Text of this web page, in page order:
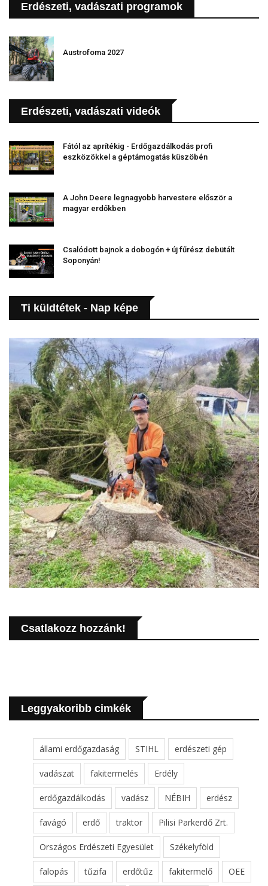
Erdészeti, vadászati programok
Austrofoma 2027
Erdészeti, vadászati videók
Fától az aprítékig - Erdőgazdálkodás profi
eszközökkel a géptámogatás küszöbén
A John Deere legnagyobb harvestere először a
magyar erdőkben
Csalódott bajnok a dobogón + új fűrész debütált
Soponyán!
Ti küldtétek - Nap képe
Csatlakozz hozzánk!
Leggyakoribb cimkék
állami erdőgazdaság STIHL erdészeti gép
vadászat fakitermelés Erdély
erdőgazdálkodás vadász NÉBIH erdész
favágó erdő traktor Pilisi Parkerdő Zrt.
Országos Erdészeti Egyesület Székelyföld
falopás tűzifa erdőtűz fakitermelő OEE